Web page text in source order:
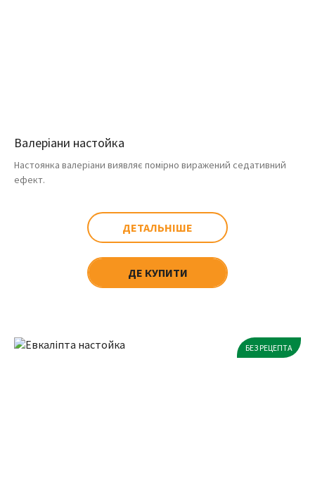
Валеріани настойка
Настоянка валеріани виявляє помірно виражений седативний
ефект.
ДЕТАЛЬНІШЕ
ДЕ КУПИТИ
БЕЗ РЕЦЕПТА